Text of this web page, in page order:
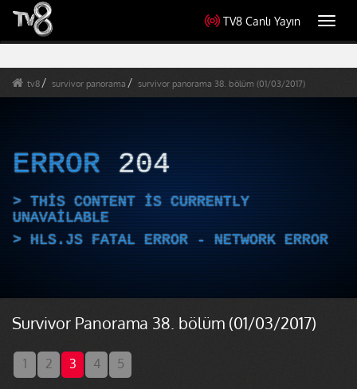
TV8 Canlı Yayın
tv8 survivor panorama survivor panorama 38. bölüm (01/03/2017)
ERROR 204
THIS CONTENT IS CURRENTLY
UNAVAILABLE
HLS.JS FATAL ERROR - NETWORK ERROR
Survivor Panorama 38. bölüm (01/03/2017)
1 2 3 4 5